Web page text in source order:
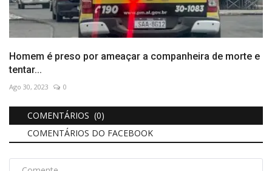
Homem é preso por ameaçar a companheira de morte e
tentar...
Ago 30, 2023 0
COMENTÁRIOS (0)
COMENTÁRIOS DO FACEBOOK